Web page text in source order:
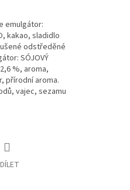
emulgátor:
kakao, sladidlo
odstředěné
SÓJOVÝ
%, aroma,
přírodní aroma.
vajec, sezamu